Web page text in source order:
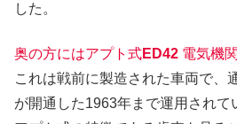
した。
奥の方にはアプト式ED42 電気機
これは戦前に製造された車両で、
が開通した1963年まで運用されて